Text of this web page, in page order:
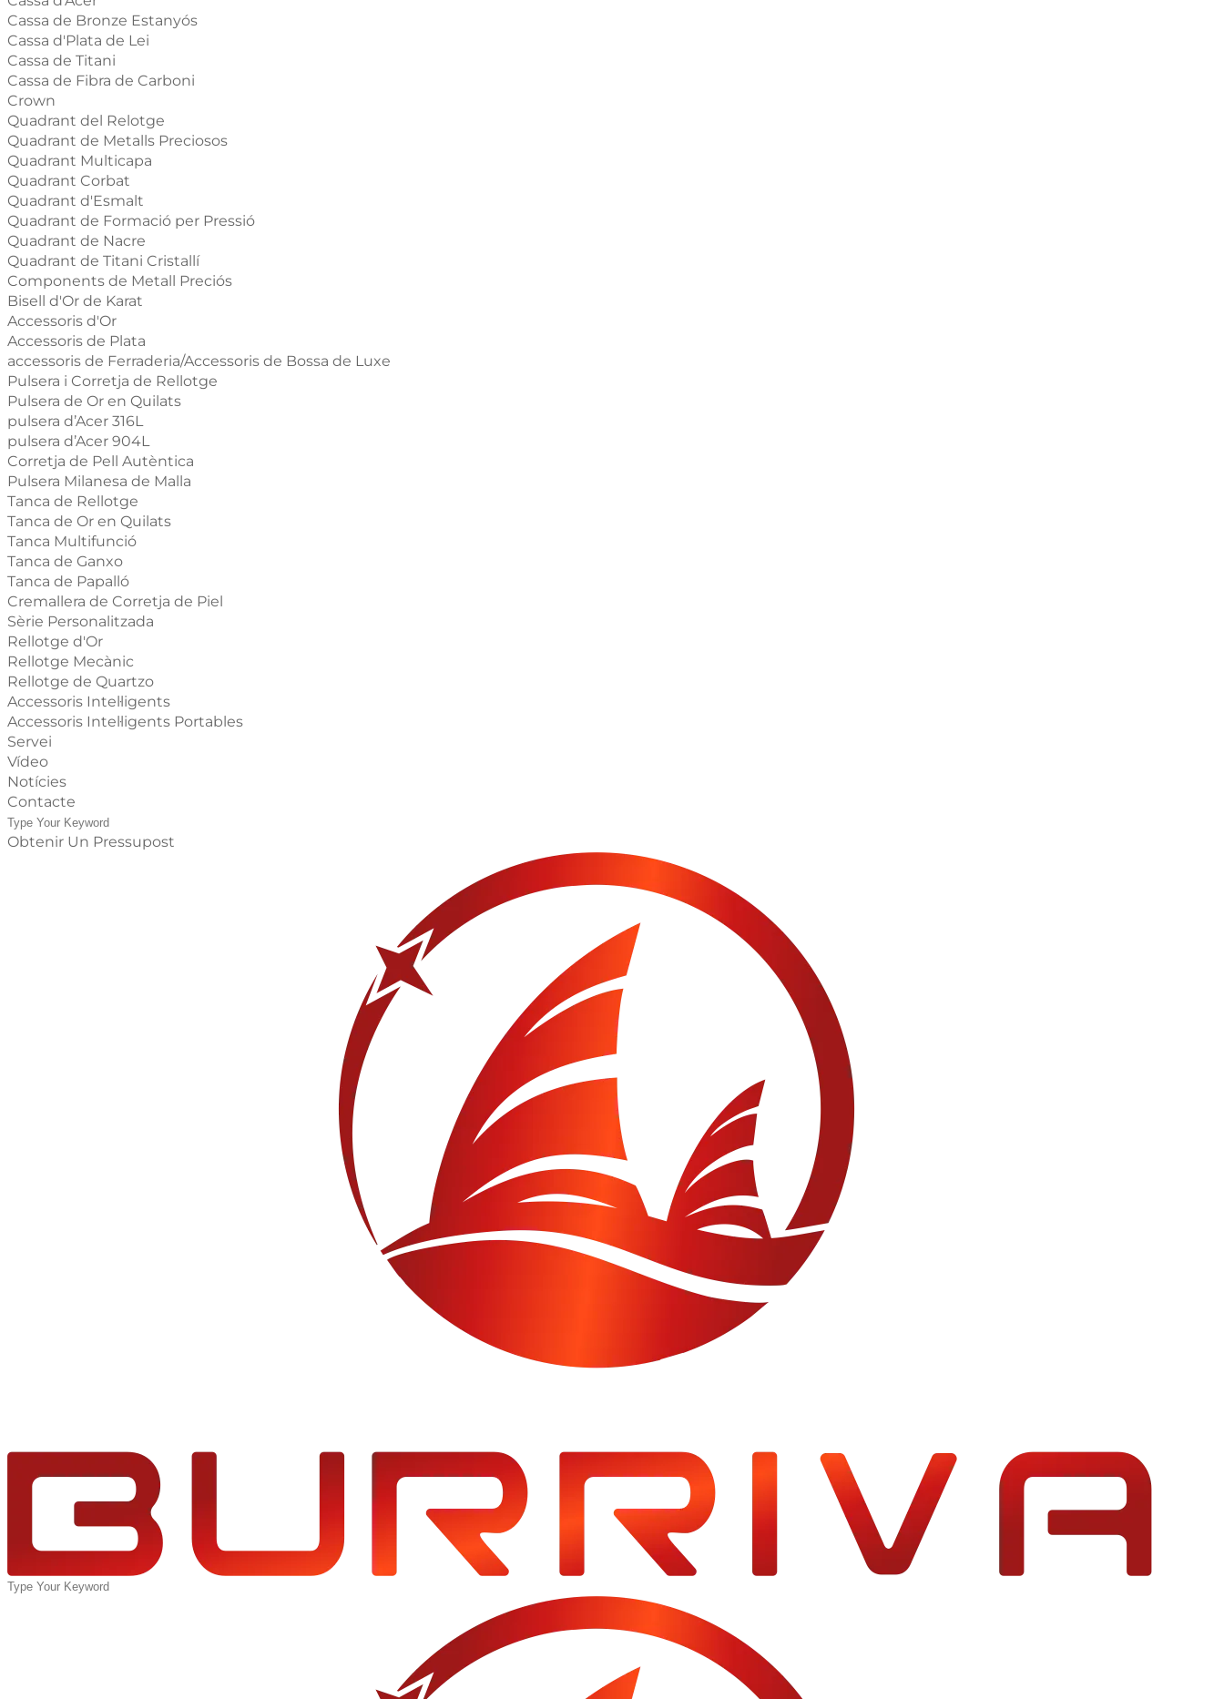
Cassa de Bronze Estanyós
Cassa d'Plata de Lei
Cassa de Titani
Cassa de Fibra de Carboni
Crown
Quadrant del Relotge
Quadrant de Metalls Preciosos
Quadrant Multicapa
Quadrant Corbat
Quadrant d'Esmalt
Quadrant de Formació per Pressió
Quadrant de Nacre
Quadrant de Titani Cristallí
Components de Metall Preciós
Bisell d'Or de Karat
Accessoris d'Or
Accessoris de Plata
accessoris de Ferraderia/Accessoris de Bossa de Luxe
Pulsera i Corretja de Rellotge
Pulsera de Or en Quilats
pulsera d’Acer 316L
pulsera d’Acer 904L
Corretja de Pell Autèntica
Pulsera Milanesa de Malla
Tanca de Rellotge
Tanca de Or en Quilats
Tanca Multifunció
Tanca de Ganxo
Tanca de Papalló
Cremallera de Corretja de Piel
Sèrie Personalitzada
Rellotge d'Or
Rellotge Mecànic
Rellotge de Quartzo
Accessoris Intel·ligents
Accessoris Intel·ligents Portables
Servei
Vídeo
Notícies
Contacte
Obtenir Un Pressupost